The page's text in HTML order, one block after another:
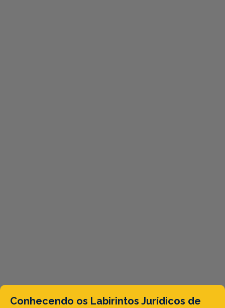
Conhecendo os Labirintos Jurídicos de